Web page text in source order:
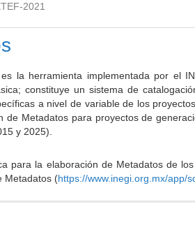
2021
la herramienta implementada por el
constituye un sistema de
a nivel de variable de los
de Metadatos para proyectos de
y 2025).
para la elaboración de Metadatos de
Metadatos (https://www.inegi.org.mx/app/